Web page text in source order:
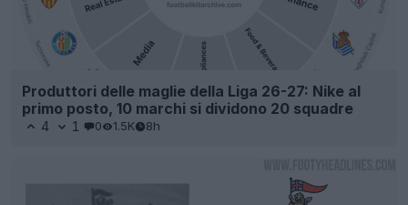
Produttori delle maglie della Liga 26-27: Nike al
primo posto, 10 marchi si dividono 20 squadre
4 1 0 1.5K 8h